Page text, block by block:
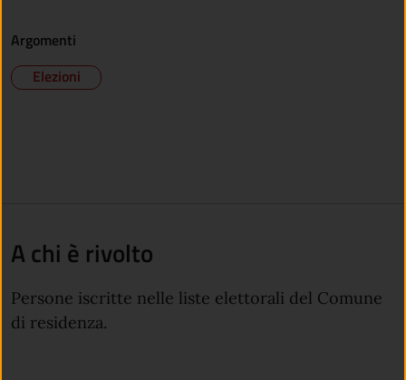
Argomenti
Elezioni
A chi è rivolto
Persone iscritte nelle liste elettorali del Comune
di residenza.